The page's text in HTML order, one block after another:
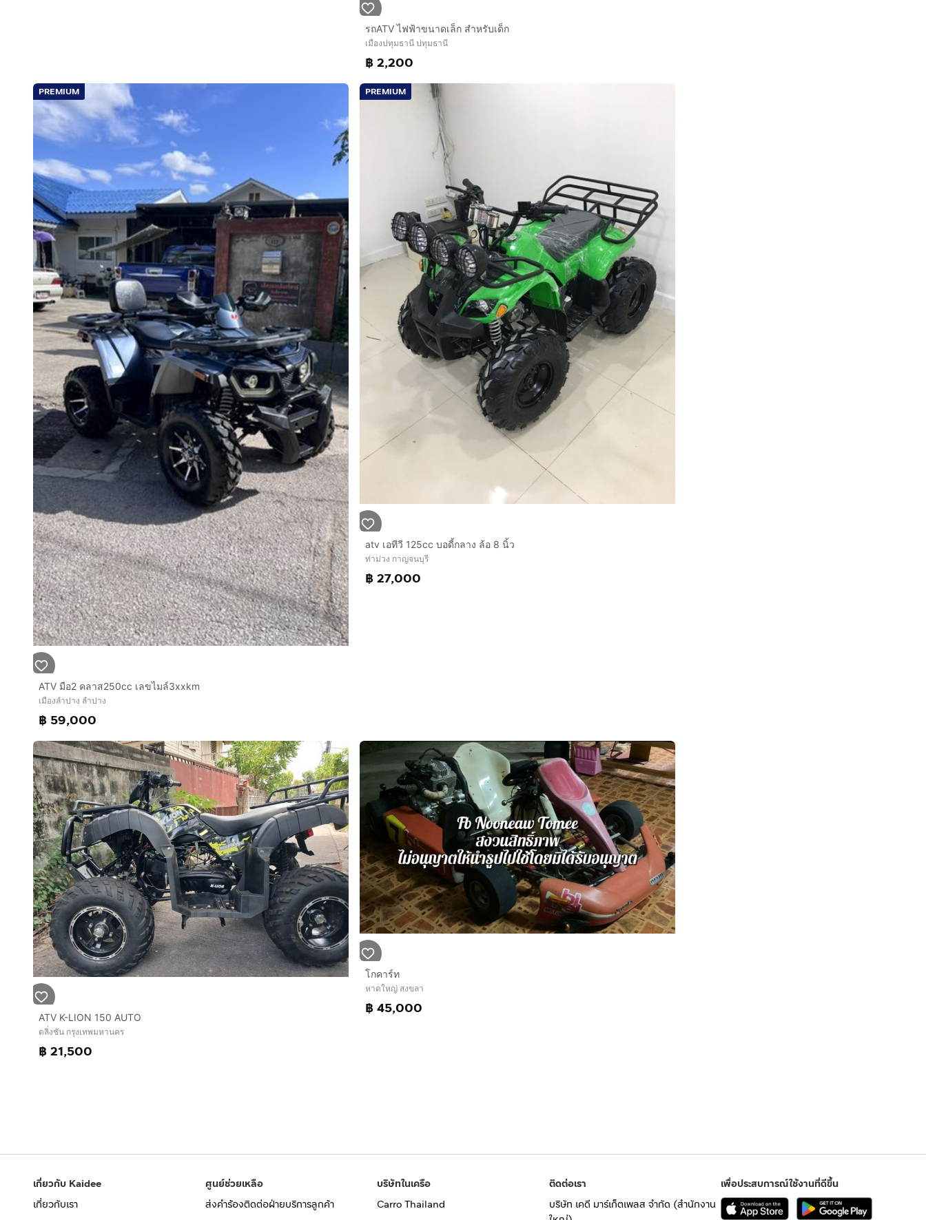
รถATV ไฟฟ้าขนาดเล็ก สำหรับเด็ก
เมืองปทุมธานี ปทุมธานี
฿ 2,200
PREMIUM
ATV มือ2 คลาส250cc เลขไมล์3xxkm
เมืองลำปาง ลำปาง
฿ 59,000
PREMIUM
atv เอทีวี 125cc บอดี้กลาง ล้อ 8 นิ้ว
ท่าม่วง กาญจนบุรี
฿ 27,000
ATV K-LION 150 AUTO
ตลิ่งชัน กรุงเทพมหานคร
฿ 21,500
โกคาร์ท
หาดใหญ่ สงขลา
฿ 45,000
เกี่ยวกับ Kaidee
เกี่ยวกับเรา
ศูนย์ช่วยเหลือ
ส่งคำร้องติดต่อฝ่ายบริการลูกค้า
บริษัทในเครือ
Carro Thailand
ติดต่อเรา
บริษัท เคดี มาร์เก็ตเพลส จำกัด (สำนักงาน
เพื่อประสบการณ์ใช้งานที่ดีขึ้น